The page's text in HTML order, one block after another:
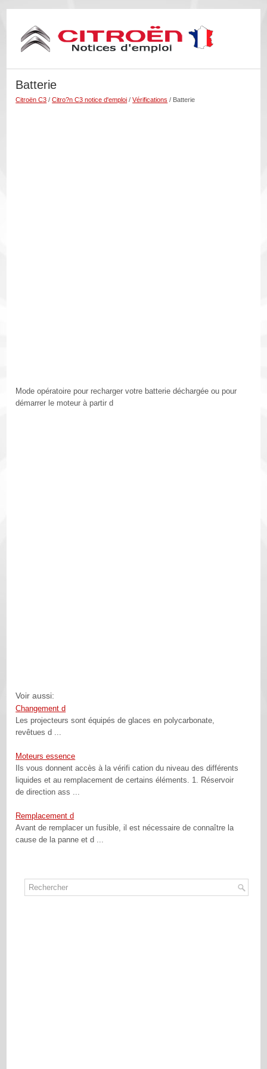
Batterie
Citroën C3 /Citro?n C3 notice d'emploi /Vérifications / Batterie
Mode opératoire pour recharger votre batterie déchargée ou pour
démarrer le moteur à partir d
Voir aussi:
Changement d
Les projecteurs sont équipés de glaces en polycarbonate,
revêtues d ...
Moteurs essence
Ils vous donnent accès à la vérifi cation du niveau des différents
liquides et au remplacement de certains éléments. 1. Réservoir
de direction ass ...
Remplacement d
Avant de remplacer un fusible, il est nécessaire de connaître la
cause de la panne et d ...